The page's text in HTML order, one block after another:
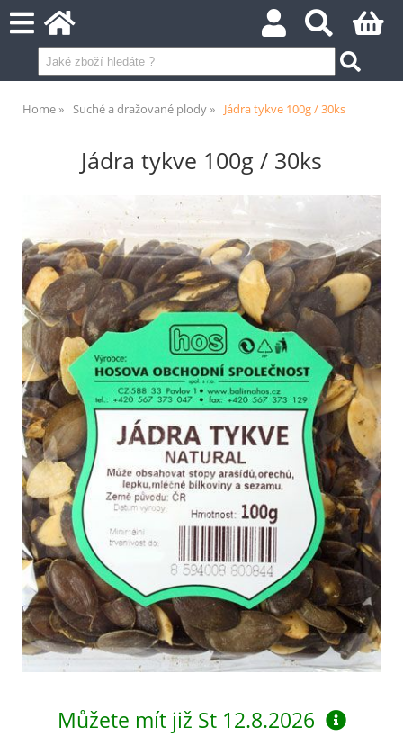
Home Suché a dražované plody Jádra tykve 100g / 30ks
Jádra tykve 100g / 30ks
Můžete mít již St 12.8.2026